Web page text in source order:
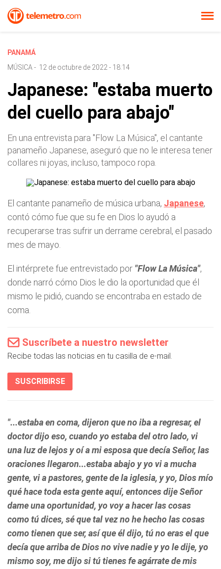
PANAMÁ
MÚSICA - 12 de octubre de 2022 - 18:14
Japanese: "estaba muerto
del cuello para abajo"
En una entrevista para "Flow La Música", el cantante
panameño Japanese, aseguró que no le interesa tener
collares ni joyas, incluso, tampoco ropa.
El cantante panameño de música urbana, Japanese,
contó cómo fue que su fe en Dios lo ayudó a
recuperarse tras sufrir un derrame cerebral, el pasado
mes de mayo.
El intérprete fue entrevistado por "Flow La Música",
donde narró cómo Dios le dio la oportunidad que él
mismo le pidió, cuando se encontraba en estado de
coma.
Suscríbete a nuestro newsletter
Recibe todas las noticias en tu casilla de e-mail.
SUSCRIBIRSE
"...estaba en coma, dijeron que no iba a regresar, el
doctor dijo eso, cuando yo estaba del otro lado, vi
una luz de lejos y oí a mi esposa que decía Señor, las
oraciones llegaron...estaba abajo y yo vi a mucha
gente, vi a pastores, gente de la iglesia, y yo, Dios mío
qué hace toda esta gente aquí, entonces dije Señor
dame una oportunidad, yo voy a hacer las cosas
como tú dices, sé que tal vez no he hecho las cosas
como tienen que ser, así que él dijo, tú no eras el que
decía que arriba de Dios no vive nadie y yo le dije, yo
mismo soy, me dijo si tú tienes fe agárrate de mis